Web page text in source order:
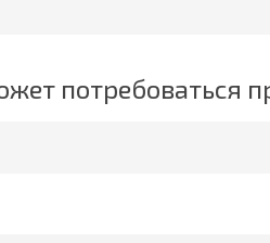
потребоваться